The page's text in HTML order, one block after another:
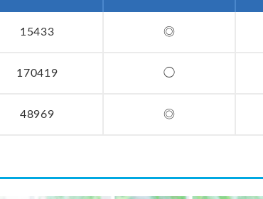
15433 ◎
170419 ◯
48969 ◎